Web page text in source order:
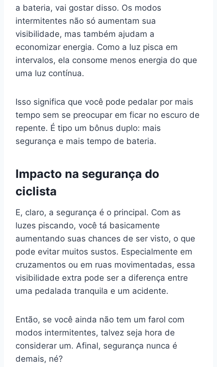
a bateria, vai gostar disso. Os modos
intermitentes não só aumentam sua
visibilidade, mas também ajudam a
economizar energia. Como a luz pisca em
intervalos, ela consome menos energia do que
uma luz contínua.
Isso significa que você pode pedalar por mais
tempo sem se preocupar em ficar no escuro de
repente. É tipo um bônus duplo: mais
segurança e mais tempo de bateria.
Impacto na segurança do
ciclista
E, claro, a segurança é o principal. Com as
luzes piscando, você tá basicamente
aumentando suas chances de ser visto, o que
pode evitar muitos sustos. Especialmente em
cruzamentos ou em ruas movimentadas, essa
visibilidade extra pode ser a diferença entre
uma pedalada tranquila e um acidente.
Então, se você ainda não tem um farol com
modos intermitentes, talvez seja hora de
considerar um. Afinal, segurança nunca é
demais, né?